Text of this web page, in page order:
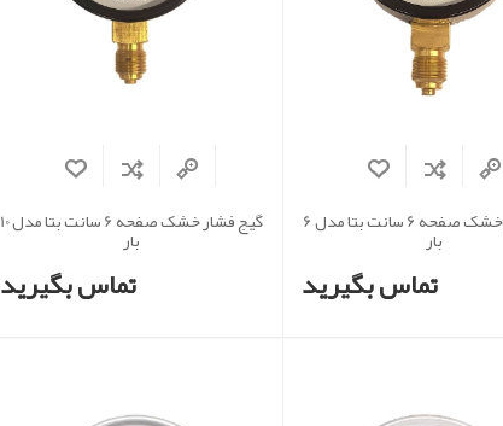
گیج فشار خشک صفحه 6 سانت بتا مدل 6
بار
تماس بگیرید
گیج فشار خشک صفحه 6 سانت بتا مدل 10
بار
تماس بگیرید